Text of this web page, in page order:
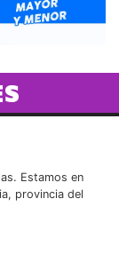
Estamos en
provincia del